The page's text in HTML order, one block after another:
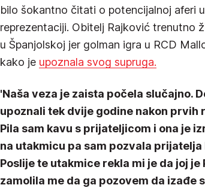
bilo šokantno čitati o potencijalnoj aferi
reprezentaciji. Obitelj Rajković trenutno
u Španjolskoj jer golman igra u RCD
kako je upoznala svog supruga.
'Naša veza je zaista počela slučajno.
upoznali tek dvije godine nakon prvih
Pila sam kavu s prijateljicom i ona je
na utakmicu pa sam pozvala prijatelja
Poslije te utakmice rekla mi je da joj je
zamolila me da ga pozovem da izađe